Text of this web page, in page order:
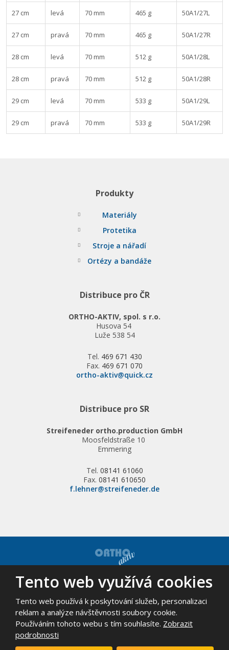
27 cm levá 70 mm 465 g 50A1/27L
27 cm pravá 70 mm 465 g 50A1/27R
28 cm levá 70 mm 512 g 50A1/28L
28 cm pravá 70 mm 512 g 50A1/28R
29 cm levá 70 mm 533 g 50A1/29L
29 cm pravá 70 mm 533 g 50A1/29R
Produkty
Materiály
Protetika
Stroje a nářadí
Ortézy a bandáže
Distribuce pro ČR
ORTHO-AKTIV, spol. s r.o.
Husova 54
Luže 538 54
Tel. 469 671 430
Fax. 469 671 070
ortho-aktiv@quick.cz
Distribuce pro SR
Streifeneder ortho.production GmbH
Moosfeldstraße 10
Emmering
Tel. 08141 61060
Fax. 08141 610650
f.lehner@streifeneder.de
© 2026, ORTHO-AKTIV, spol. s r.o. - všechna práva vyhrazena
Mapa stránek | Podmínky použití
VYROBILA
Tento web je chráněn pomocí Google ReCAPTCHA a platí pro něj
Tento web využívá cookies
Tento web používá k poskytování služeb, personalizaci
reklam a analýze návštěvnosti soubory cookie.
Používáním tohoto webu s tím souhlasíte. Zobrazit
podrobnosti